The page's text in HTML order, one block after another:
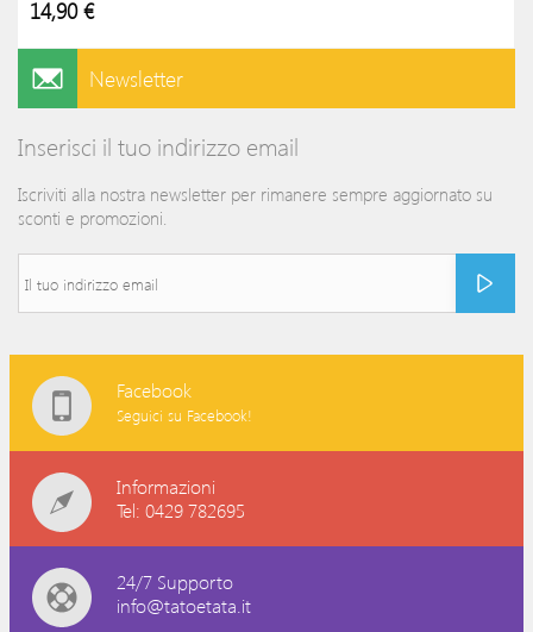
14,90 €
Newsletter
Inserisci il tuo indirizzo email
Iscriviti alla nostra newsletter per rimanere sempre aggiornato su
sconti e promozioni.
Facebook
Seguici su Facebook!
Informazioni
Tel: 0429 782695
24/7 Supporto
info@tatoetata.it